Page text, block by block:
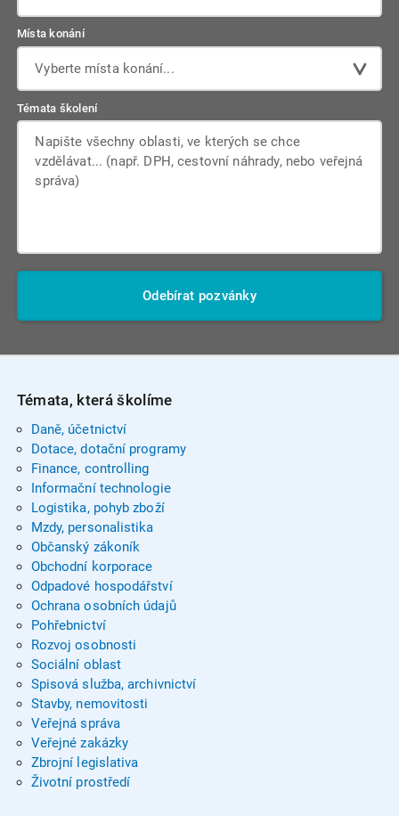
Místa konání
Vyberte místa konání...
Témata školení
Odebírat pozvánky
Témata, která školíme
Daně, účetnictví
Dotace, dotační programy
Finance, controlling
Informační technologie
Logistika, pohyb zboží
Mzdy, personalistika
Občanský zákoník
Obchodní korporace
Odpadové hospodářství
Ochrana osobních údajů
Pohřebnictví
Rozvoj osobnosti
Sociální oblast
Spisová služba, archivnictví
Stavby, nemovitosti
Veřejná správa
Veřejné zakázky
Zbrojní legislativa
Životní prostředí